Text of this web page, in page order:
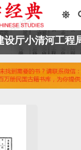
设厅小清河工程